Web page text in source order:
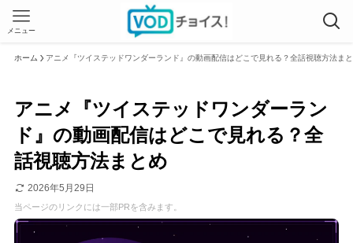
メニュー
ホーム アニメ『ツイステッドワンダーランド』の動画配信はどこで見れる？全話視聴方法ま
アニメ『ツイステッドワンダーラン
ド』の動画配信はどこで見れる？全
話視聴方法まとめ
2026年5月29日
当ページのリンクには一部PRを含みます。